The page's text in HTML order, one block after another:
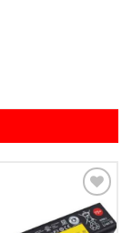
Add to
Wishlist